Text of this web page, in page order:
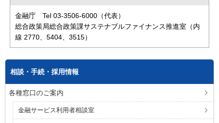
金融庁 Tel 03-3506-6000（代表）
総合政策局総合政策課サステナブルファイナンス推進室（内
線 2770、5404、3515）
相談・手続・採用情報
各種窓口のご案内
金融サービス利用者相談室